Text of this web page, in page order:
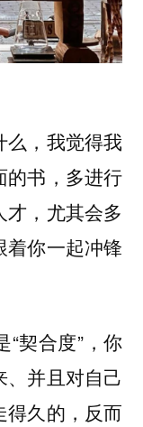
么，我觉得我
的书，多进行
，尤其会多
着你一起冲锋
契合度”，你
并且对自己
得久的，反而